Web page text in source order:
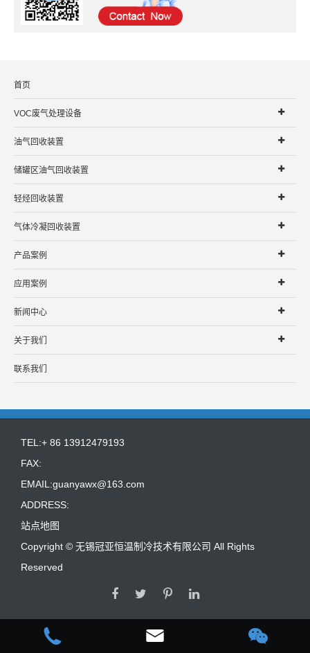
首页
VOC废气处理设备
油气回收装置
储罐区油气回收装置
轻烃回收装置
气体冷凝回收装置
产品案例
应用案例
新闻中心
关于我们
联系我们
TEL:+ 86 13912479193
FAX:
EMAIL:guanyawx@163.com
ADDRESS:
站点地图
Copyright © 无锡冠亚恒温制冷技术有限公司 All Rights
Reserved
  